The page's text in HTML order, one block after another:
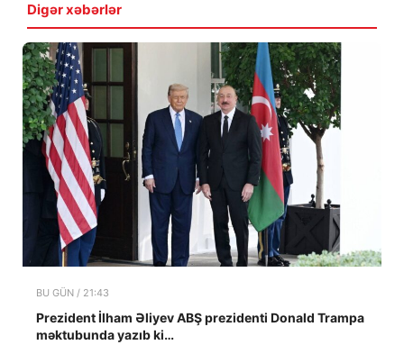
Digər xəbərlər
BU GÜN / 21:43
Prezident İlham Əliyev ABŞ prezidenti Donald Trampa
məktubunda yazıb ki…